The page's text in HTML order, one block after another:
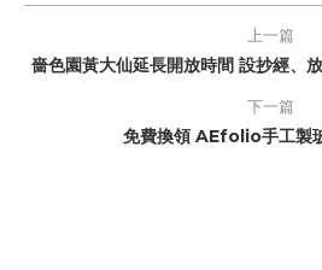
上一篇
嗇色園黃大仙延長開放時間 設抄經、
下一篇
免費換領 AEfolio手工製